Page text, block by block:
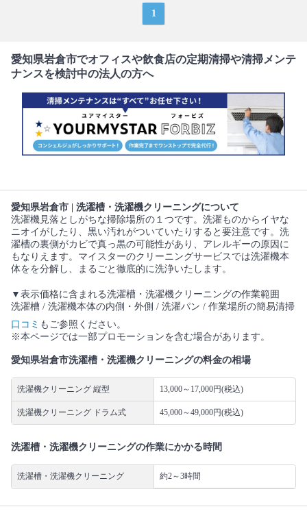
1
愛知県岩倉市でオフィスや飲食店の定期清掃や清掃メンテ
ナンスを検討中の法人の方へ
愛知県岩倉市 | 洗濯槽・洗濯機クリーニングについて
洗濯機見落としがちな掃除場所の１つです。洗濯ものからイヤな
ニオイがしたり、黒い汚れがついていたりすると要注意です。洗
濯槽の裏側がカビで真っ黒の可能性があり、アレルギーの原因に
もなりえます。マイスターのクリーニングサービスでは洗濯機本
体をを分解し、まるごと徹底的に洗浄いたします。
▼表示価格に含まれる洗濯槽・洗濯機クリーニングの作業範囲
洗濯槽 / 洗濯機本体の内側・外側 / 洗濯パン / 作業場所の簡易清掃
口コミ もご参照ください。
※本ページでは一部プロモーションを含む場合があります。
愛知県岩倉市洗濯槽・洗濯機クリーニングの料金の相場
洗濯機クリーニング 縦型 13,000～17,000円(税込)
洗濯機クリーニング ドラム式 45,000～49,000円(税込)
洗濯槽・洗濯機クリーニングの作業にかかる時間
洗濯槽・洗濯機クリーニング 約2～3時間